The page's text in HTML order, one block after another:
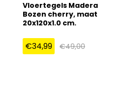
Vloertegels Madera
Bozen cherry, maat
20x120x1.0 cm.
€34,99 €49,00